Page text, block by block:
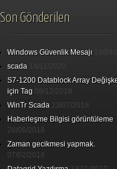
Son Gönderilen
Windows Güvenlik Mesajı
scada
S7-1200 Datablock Array
için Tag 08/12/2018
WinTr Scada 23/07/2018
Haberleşme Bilgisi görüntüleme
28/06/2018
Zaman gecikmesi yapmak.
07/02/2018